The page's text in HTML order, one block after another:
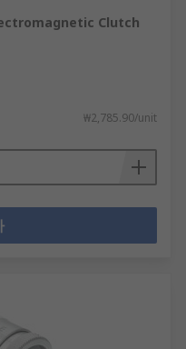
Clutch
₩2,785.90/unit